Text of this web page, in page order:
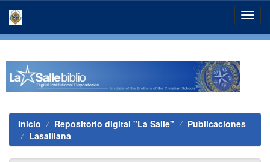
Inicio Repositorio digital "La Salle"
Publicaciones
Lasalliana